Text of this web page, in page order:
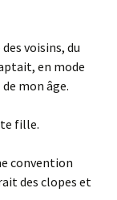
voisins, du
en mode
mon âge.
fille.
convention
des clopes et